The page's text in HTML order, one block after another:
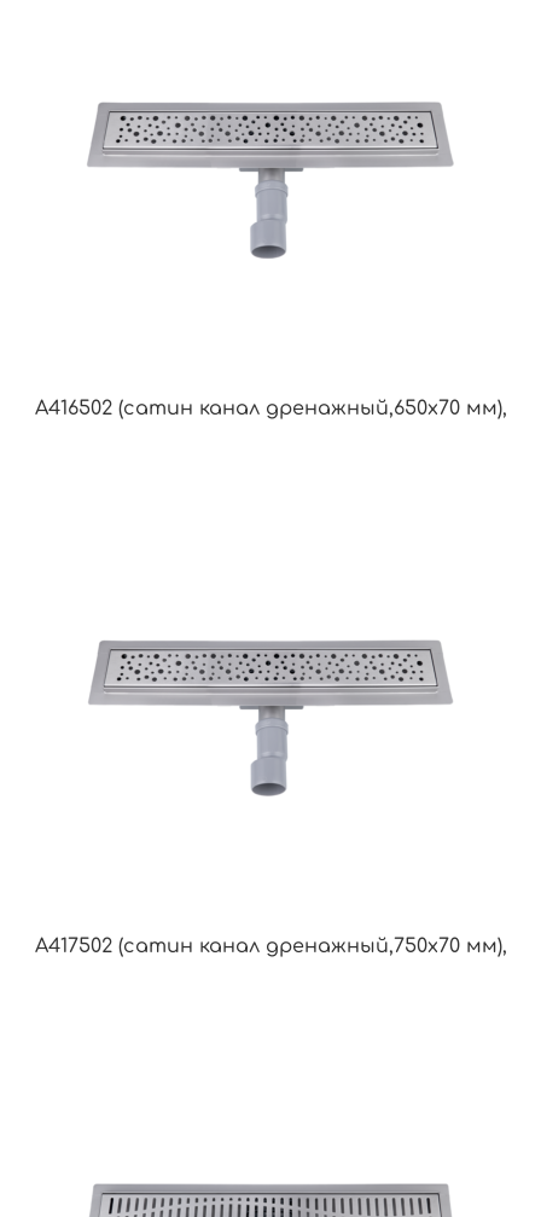
A416502 (сатин канал дренажный,650х70 мм),
A417502 (сатин канал дренажный,750х70 мм),